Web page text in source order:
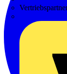
Adalbert